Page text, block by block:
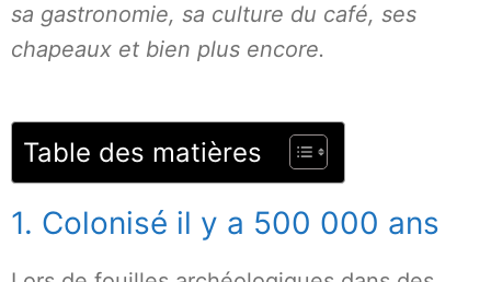
sa gastronomie, sa culture du café, ses
chapeaux et bien plus encore.
Table des matières
1. Colonisé il y a 500 000 ans